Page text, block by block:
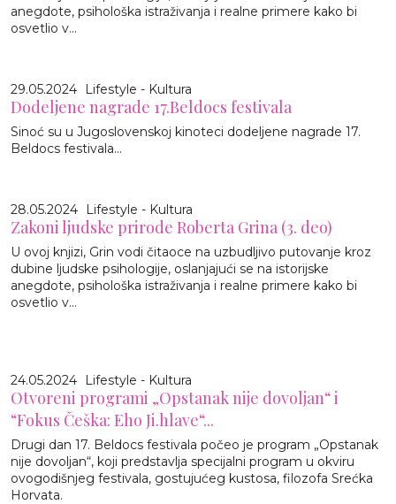
anegdote, psihološka istraživanja i realne primere kako bi
osvetlio v...
29.05.2024 Lifestyle - Kultura
Dodeljene nagrade 17.Beldocs festivala
Sinoć su u Jugoslovenskoj kinoteci dodeljene nagrade 17.
Beldocs festivala...
28.05.2024 Lifestyle - Kultura
Zakoni ljudske prirode Roberta Grina (3. deo)
U ovoj knjizi, Grin vodi čitaoce na uzbudljivo putovanje kroz
dubine ljudske psihologije, oslanjajući se na istorijske
anegdote, psihološka istraživanja i realne primere kako bi
osvetlio v...
24.05.2024 Lifestyle - Kultura
Otvoreni programi „Opstanak nije dovoljan“ i
“Fokus Češka: Eho Ji.hlave“...
Drugi dan 17. Beldocs festivala počeo je program „Opstanak
nije dovoljan“, koji predstavlja specijalni program u okviru
ovogodišnjeg festivala, gostujućeg kustosa, filozofa Srećka
Horvata.